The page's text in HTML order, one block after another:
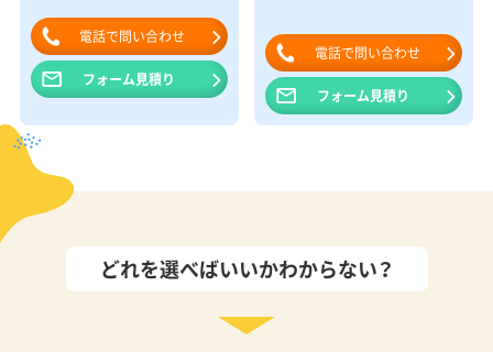
電話で問い合わせ
フォーム見積り
電話で問い合わせ
フォーム見積り
どれを選べばいいかわからない？